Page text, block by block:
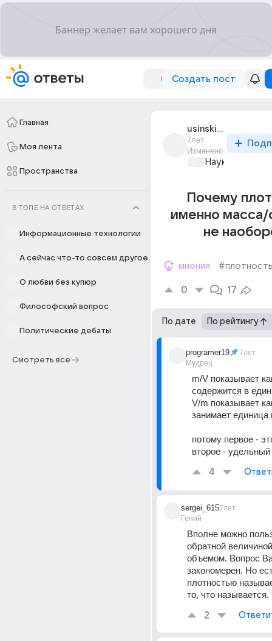
Создать пост
Главная
Моя лента
Пространства
В ТОПЕ НА ОТВЕТАХ
Информационные технологии
А сейчас что-то совсем другое
О любви без купюр
Философский вопрос
Политические дебаты
Смотреть все
usinskii_komar
7лет
Изменено
Наука
Почему
именно
не
мнения
0 17
По дате По рейтингу
programer19
Мудрец
7лет
m/V показывает
содержится в
V/m показывает
занимает
потому первое -
второе -
4
sergei_615
Гений
7лет
Вполне можно
обратной
объемом. Вопрос
закономерен. Но
плотностью
то, что называется.
2